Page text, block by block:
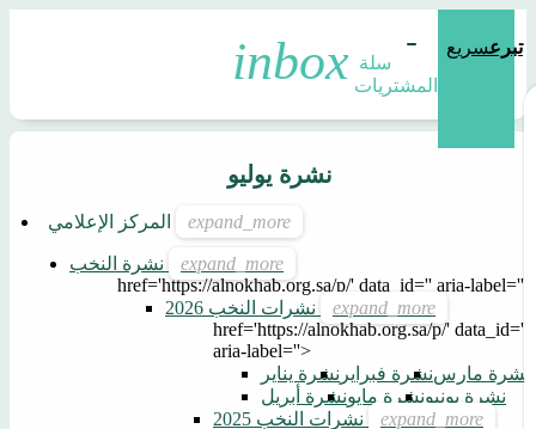
سلة
المشتريات
تبرعسريع
نشرة يوليو
href='https://alnokhab.org.sa/p/' data_id='' aria-label=''>
href='https://alnokhab.org.sa/p/' data_id=''
aria-label=''>
نشرة يناير نشرة فبرايرنشرة مارس
نشرة أبريلنشرة مايونشرة يونيو